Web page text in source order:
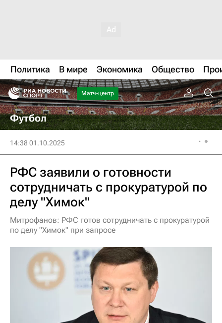
Политика В мире Экономика Общество
Матч-центр
Футбол
14:38 01.10.2025
РФС заявили о готовности
сотрудничать с прокуратурой по
делу "Химок"
Митрофанов: РФС готов сотрудничать с прокуратурой
по делу "Химок" при запросе